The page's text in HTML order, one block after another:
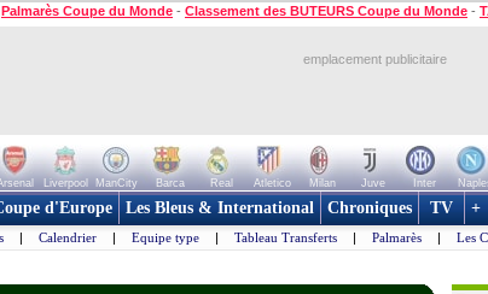
Palmarès Coupe du Monde - Classement des BUTEURS Coupe du Monde -
emplacement publicitaire
Liverpool ManCity Barca Real Atletico Milan Juve Inter
d'Europe Les Bleus & International Chroniques TV +
| Calendrier | Equipe type | Tableau Transferts | Palmarès | Les